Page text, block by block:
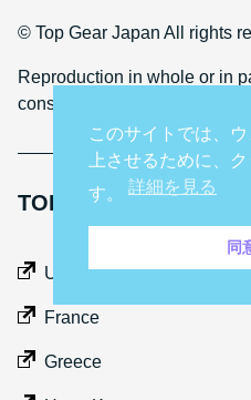
© Top Gear Japan All rights
Reproduction in whole or in
consent
TOP GEAR
UK
France
Greece
このサイトでは、
上させるために、
す。 詳細を見る
同